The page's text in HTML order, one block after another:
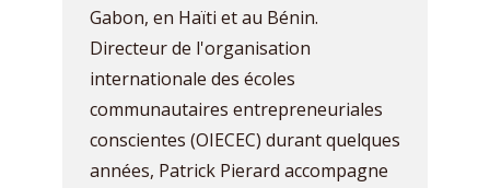
Gabon, en Haïti et au Bénin.
Directeur de l'organisation
internationale des écoles
communautaires entrepreneuriales
conscientes (OIECEC) durant quelques
années, Patrick Pierard accompagne